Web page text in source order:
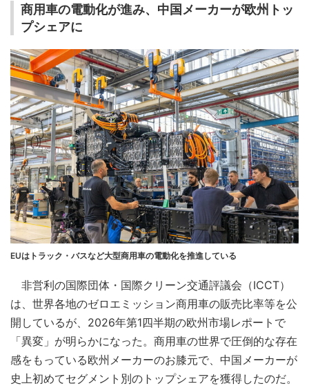
商用車の電動化が進み、中国メーカーが欧州トッ
プシェアに
EUはトラック・バスなど大型商用車の電動化を推進している
非営利の国際団体・国際クリーン交通評議会（ICCT）
は、世界各地のゼロエミッション商用車の販売比率等を公
開しているが、2026年第1四半期の欧州市場レポートで
「異変」が明らかになった。商用車の世界で圧倒的な存在
感をもっている欧州メーカーのお膝元で、中国メーカーが
史上初めてセグメント別のトップシェアを獲得したのだ。